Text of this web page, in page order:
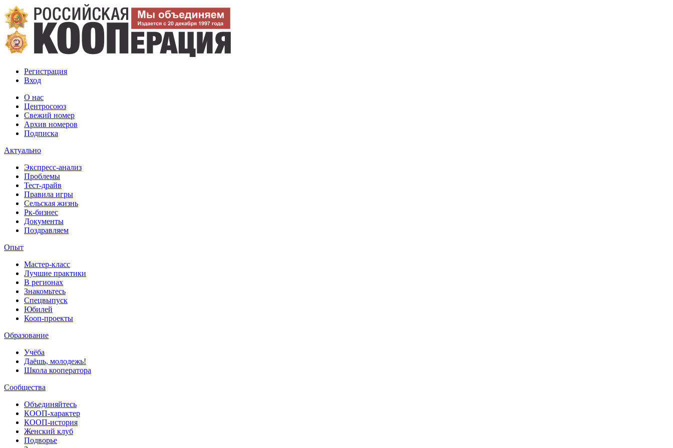
Регистрация
Вход
О нас
Центросоюз
Свежий номер
Архив номеров
Подписка
Актуально
Экспресс-анализ
Проблемы
Тест-драйв
Правила игры
Сельская жизнь
Рк-бизнес
Документы
Поздравляем
Опыт
Мастер-класс
Лучшие практики
В регионах
Знакомьтесь
Спецвыпуск
Юбилей
Кооп-проекты
Образование
Учёба
Даёшь, молодежь!
Школа кооператора
Сообщества
Объединяйтесь
КООП-характер
КООП-история
Женский клуб
Подворье